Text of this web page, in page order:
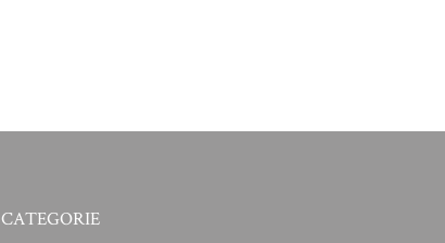
CATEGORIE